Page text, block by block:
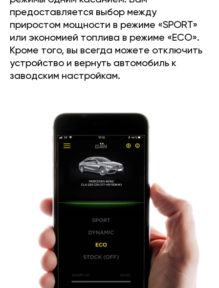
предоставляется выбор между
приростом мощности в режиме «SPORT»
или экономией топлива в режиме «ECO».
Кроме того, вы всегда можете отключить
устройство и вернуть автомобиль к
заводским настройкам.